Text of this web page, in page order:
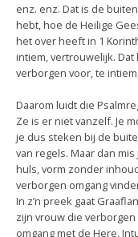
enz. enz. Dat is de
hebt, hoe de Heilige
het over heeft in 1
intiem, vertrouwelijk. Dat
verborgen voor, te
Daarom luidt die
Ze is er niet vanzelf. Je
je dus steken bij de
van regels. Maar dan
huls, vorm zonder
verborgen omgang
In z’n preek gaat
zijn vrouw die
omgang met de Here.